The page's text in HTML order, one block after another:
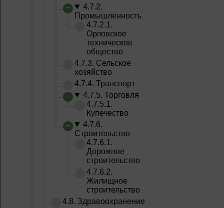
4.7.2.
Промышленность
4.7.2.1.
Орловское
техническое
общество
4.7.3. Сельское
хозяйство
4.7.4. Транспорт
4.7.5. Торговля
4.7.5.1.
Купечество
4.7.6.
Строительство
4.7.6.1.
Дорожное
строительство
4.7.6.2.
Жилищное
строительство
4.8. Здравоохранение